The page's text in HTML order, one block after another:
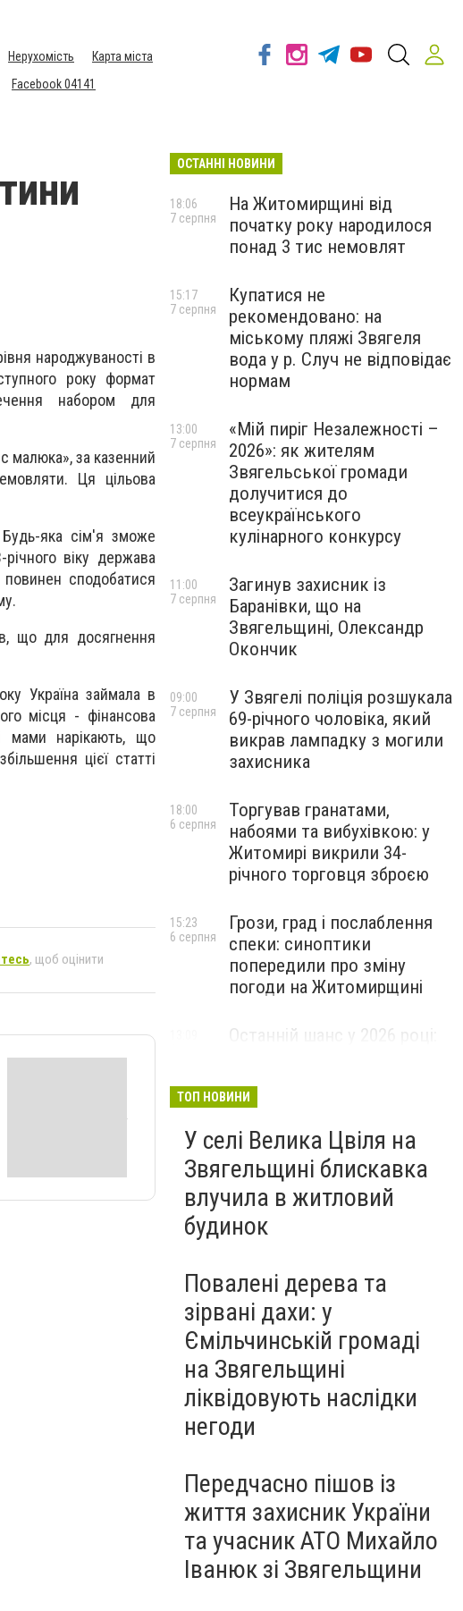
Нерухомість
Карта міста
Facebook 04141
народжуваності в
року формат
набором для
малюка», за казенний
Ця цільова
Будь-яка сім'я зможе
віку держава
сподобатися
що для досягнення
Україна займала в
місця - фінансова
мами нарікають, що
цієї статті
, щоб оцінити
ОСТАННІ НОВИНИ
На Житомирщині від
початку року народилося
понад 3 тис немовлят
18:06
7 серпня
Купатися не
рекомендовано: на
міському пляжі Звягеля
вода у р. Случ не відповідає
нормам
15:17
7 серпня
«Мій пиріг Незалежності –
2026»: як жителям
Звягельської громади
долучитися до
всеукраїнського
кулінарного конкурсу
13:00
7 серпня
Загинув захисник із
Баранівки, що на
Звягельщині, Олександр
Окончик
11:00
7 серпня
У Звягелі поліція розшукала
69-річного чоловіка, який
викрав лампадку з могили
захисника
09:00
7 серпня
Торгував гранатами,
набоями та вибухівкою: у
Житомирі викрили 34-
річного торговця зброєю
18:00
6 серпня
Грози, град і послаблення
спеки: синоптики
попередили про зміну
погоди на Житомирщині
15:23
6 серпня
Останній шанс у 2026 році:
майбутніх водійок автобусів
ТОП НОВИНИ
У селі Велика Цвіля на
Звягельщині блискавка
влучила в житловий
будинок
Повалені дерева та
зірвані дахи: у
Ємільчинській громаді
на Звягельщині
ліквідовують наслідки
негоди
Передчасно пішов із
життя захисник України
та учасник АТО Михайло
Іванюк зі Звягельщини